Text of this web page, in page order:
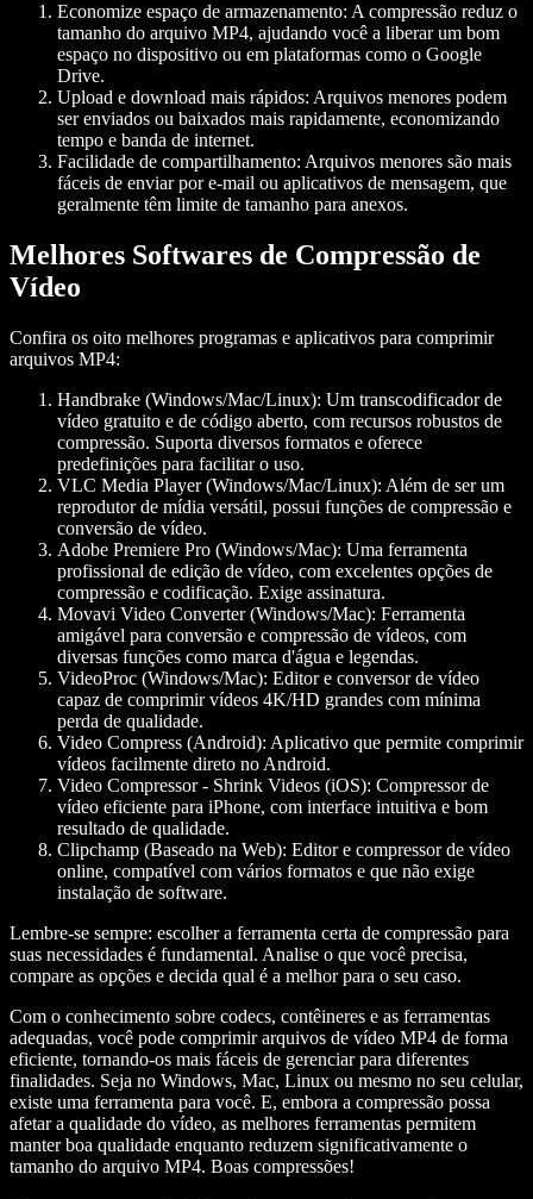
Economize espaço de armazenamento: A compressão reduz o
tamanho do arquivo MP4, ajudando você a liberar um bom
espaço no dispositivo ou em plataformas como o Google
Drive.
Upload e download mais rápidos: Arquivos menores podem
ser enviados ou baixados mais rapidamente, economizando
tempo e banda de internet.
Facilidade de compartilhamento: Arquivos menores são mais
fáceis de enviar por e-mail ou aplicativos de mensagem, que
geralmente têm limite de tamanho para anexos.
Melhores Softwares de Compressão de
Vídeo
Confira os oito melhores programas e aplicativos para comprimir
arquivos MP4:
Handbrake (Windows/Mac/Linux): Um transcodificador de
vídeo gratuito e de código aberto, com recursos robustos de
compressão. Suporta diversos formatos e oferece
predefinições para facilitar o uso.
VLC Media Player (Windows/Mac/Linux): Além de ser um
reprodutor de mídia versátil, possui funções de compressão e
conversão de vídeo.
Adobe Premiere Pro (Windows/Mac): Uma ferramenta
profissional de edição de vídeo, com excelentes opções de
compressão e codificação. Exige assinatura.
Movavi Video Converter (Windows/Mac): Ferramenta
amigável para conversão e compressão de vídeos, com
diversas funções como marca d'água e legendas.
VideoProc (Windows/Mac): Editor e conversor de vídeo
capaz de comprimir vídeos 4K/HD grandes com mínima
perda de qualidade.
Video Compress (Android): Aplicativo que permite comprimir
vídeos facilmente direto no Android.
Video Compressor - Shrink Videos (iOS): Compressor de
vídeo eficiente para iPhone, com interface intuitiva e bom
resultado de qualidade.
Clipchamp (Baseado na Web): Editor e compressor de vídeo
online, compatível com vários formatos e que não exige
instalação de software.
Lembre-se sempre: escolher a ferramenta certa de compressão para
suas necessidades é fundamental. Analise o que você precisa,
compare as opções e decida qual é a melhor para o seu caso.
Com o conhecimento sobre codecs, contêineres e as ferramentas
adequadas, você pode comprimir arquivos de vídeo MP4 de forma
eficiente, tornando-os mais fáceis de gerenciar para diferentes
finalidades. Seja no Windows, Mac, Linux ou mesmo no seu celular,
existe uma ferramenta para você. E, embora a compressão possa
afetar a qualidade do vídeo, as melhores ferramentas permitem
manter boa qualidade enquanto reduzem significativamente o
tamanho do arquivo MP4. Boas compressões!